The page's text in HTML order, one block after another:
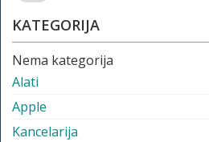
KATEGORIJA
Nema kategorija
Alati
Apple
Kancelarija